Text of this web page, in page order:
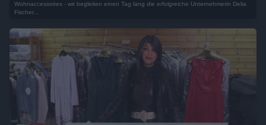
Wohnaccessoires - wir begleiten einen Tag lang die erfolgreiche Unternehmerin Delia
Fischer...